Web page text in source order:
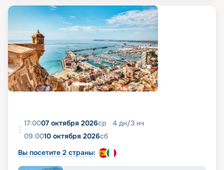
17:0007 октября 2026ср 4 дн/3 нч
09:0010 октября 2026сб
Вы посетите 2 страны: